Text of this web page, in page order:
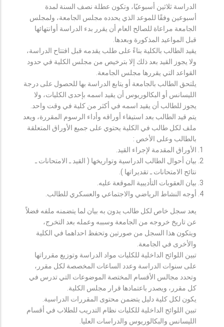
الدراسة ثلاثين أسبوعيًا، وتكون عطلة نصف السنة لمدة
أسبوعين وفقًا للموعد الذي يحدده مجلس الجامعة، ولمجلس
الجامعة مراعاة للصالح العام أن يقرر بدء الدراسة أوانتهائها
قبل المواعيد المذكورة وبعدها.
يقيد الطالب بالكلية بناءً على طلب يقدمه قبل افتتاح الدراسة،
ولا يجوز القيد بعد ذلك إلا بترخيص من مجلس الكلية في حدود
القواعد التي يقررها مجلس الجامعة.
يلتحق الطالب بالجامعة أو يتابع الدراسة بها للحصول على درجة
الليسانس أو البكالوريوس أن يقيد اسمه بإحدى الكليات، ولا
يجوز للطالب أن يقيد اسمه في أكثر من كلية في وقت واحد.
يتم قيد الطالب بعد استيفاء أوراقه وأداء الرسوم المقررة، ويعد
ملف لكل طالب في الكلية يحتوي على جميع الأوراق المتعلقة
بالطالب وعلى الأخص :
الأوراق المقدمة لإجراء القيد.
بيان أحوال الطالب الدراسية وتواريخها ( القيد ـ الامتحانات ـ
نتائح الامتحانات ـ تقديراتها ).
بيان العقوبات التأديبية الموقعة عليه.
أوجه النشاط الرياضي والاجتماعي والعسكري للطالب.
يعد سجل خاص لكل طالب يدون به بيان لما يتضمنه ملفه فضلاً
عن تاريخ خروجه من الجامعة وسببه وعمله بعد التخرج،
ويتكون هذا السجل من صورتين وتحفظ احداهما في الكلية
والأخرى في الجامعة.
تبين اللوائح الداخلية للكليات مواد الدراسة وتوزيع مقرراتها
على سنوات الدراسة وعدد الساعات المخصصة لكل مقرر،
وتحدد مجالس الأقسام المختصة الموضوعات التي تدرس في
كل مقرر، ويصدر باعتمادها قرار مجلس الكلية.
يكون لكل كلية دليل يتضمن محتوى المقررات الدراسية.
تبين اللوائح الداخلية للكليات نظام التدريب للطلاب في أقسام
الليسانس والبكالوريوس والدراسات العليا.